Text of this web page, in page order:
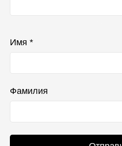
Имя *
Фамилия